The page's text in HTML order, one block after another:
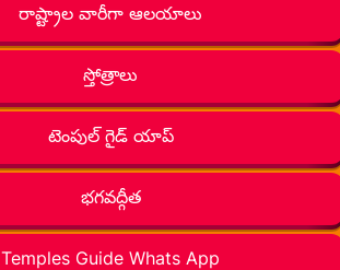
రాష్ట్రాల వారీగా ఆలయాలు
స్తోత్రాలు
టెంపుల్ గైడ్ యాప్
భగవద్గీత
Temples Guide Whats App